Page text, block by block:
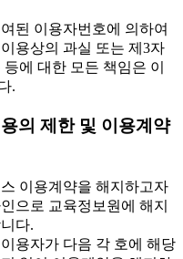
된 이용자번호에 의하여
용상의 과실 또는 제3자
에 대한 모든 책임은 이
.
의 제한 및 이용계약
이용계약을 해지하고자
으로 교육정보원에 해지
다.
용자가 다음 각 호에 해당